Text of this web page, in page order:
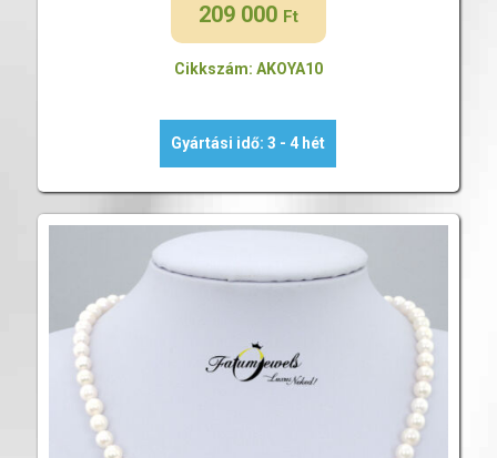
209 000 Ft
Cikkszám: AKOYA10
Gyártási idő: 3 - 4 hét